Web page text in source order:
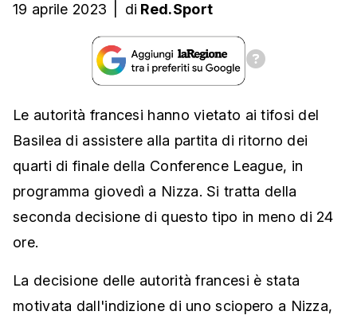
19 aprile 2023 di Red.Sport
Le autorità francesi hanno vietato ai tifosi del
Basilea di assistere alla partita di ritorno dei
quarti di finale della Conference League, in
programma giovedì a Nizza. Si tratta della
seconda decisione di questo tipo in meno di 24
ore.
La decisione delle autorità francesi è stata
motivata dall'indizione di uno sciopero a Nizza,